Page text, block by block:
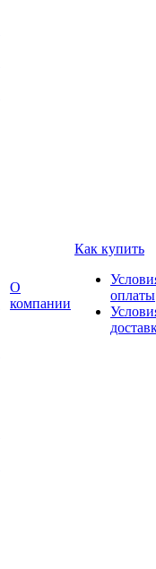
О
компании
Как купить
оплаты